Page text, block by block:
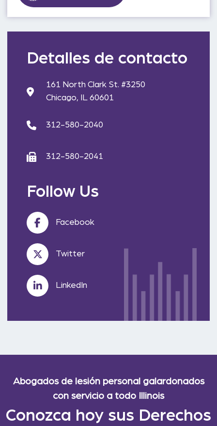
Detalles de contacto
161 North Clark St. #3250
Chicago, IL 60601
312-580-2040
312-580-2041
Follow Us
Facebook
Twitter
LinkedIn
Abogados de lesión personal galardonados
con servicio a todo Illinois
Conozca hoy sus Derechos